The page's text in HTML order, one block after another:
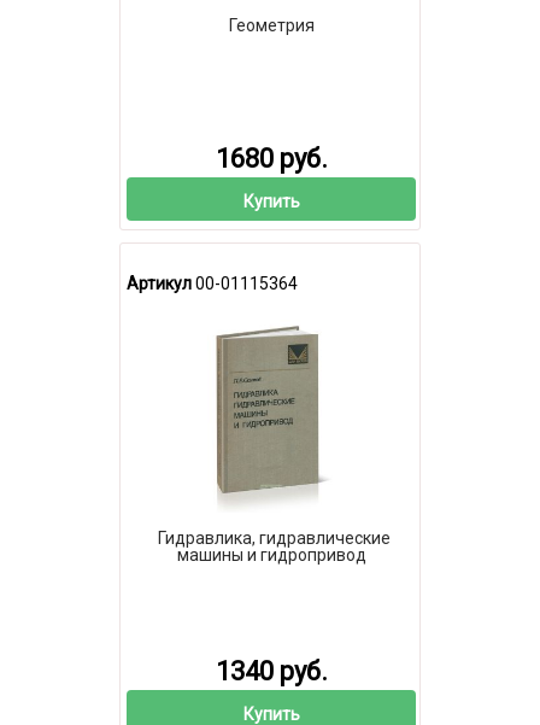
Геометрия
1680 руб.
Купить
Артикул00-01115364
Гидравлика, гидравлические
машины и гидропривод
1340 руб.
Купить